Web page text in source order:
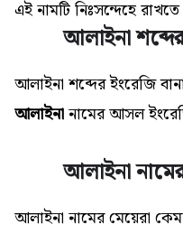
এইনামটিনিঃসন্দেহে
আলাইনা
আলাইনা শব্দের ইংরেজি
আলাইনানামের আসল
আলাইনা
আলাইনা নামের মেয়েরা